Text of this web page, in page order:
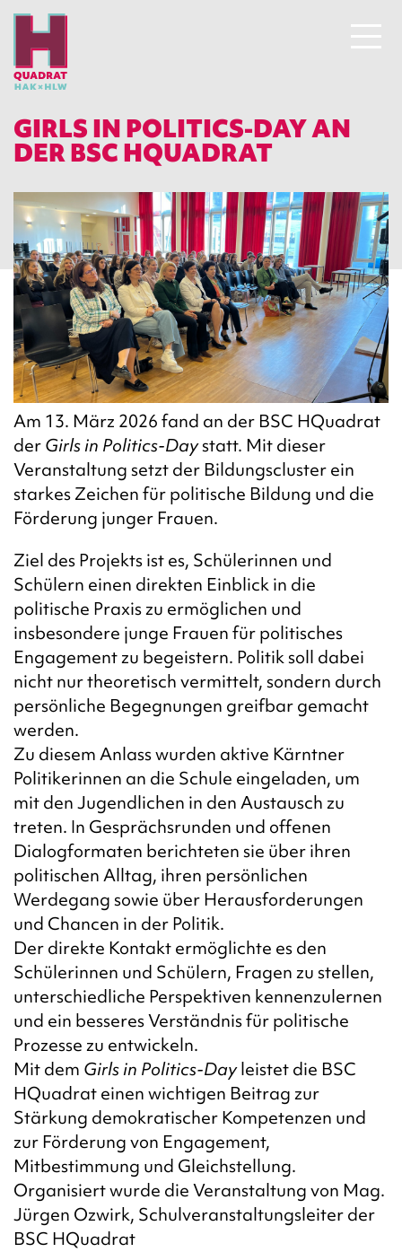
GIRLS IN POLITICS-DAY AN
DER BSC HQUADRAT
Am 13. März 2026 fand an der BSC HQuadrat
derGirls in Politics-Daystatt. Mit dieser
Veranstaltung setzt der Bildungscluster ein
starkes Zeichen für politische Bildung und die
Förderung junger Frauen.
Ziel des Projekts ist es, Schülerinnen und
Schülern einen direkten Einblick in die
politische Praxis zu ermöglichen und
insbesondere junge Frauen für politisches
Engagement zu begeistern. Politik soll dabei
nicht nur theoretisch vermittelt, sondern durch
persönliche Begegnungen greifbar gemacht
werden.
Zu diesem Anlass wurden aktive Kärntner
Politikerinnen an die Schule eingeladen, um
mit den Jugendlichen in den Austausch zu
treten. In Gesprächsrunden und offenen
Dialogformaten berichteten sie über ihren
politischen Alltag, ihren persönlichen
Werdegang sowie über Herausforderungen
und Chancen in der Politik.
Der direkte Kontakt ermöglichte es den
Schülerinnen und Schülern, Fragen zu stellen,
unterschiedliche Perspektiven kennenzulernen
und ein besseres Verständnis für politische
Prozesse zu entwickeln.
Mit dem Girls in Politics-Dayleistet die BSC
HQuadrat einen wichtigen Beitrag zur
Stärkung demokratischer Kompetenzen und
zur Förderung von Engagement,
Mitbestimmung und Gleichstellung.
Organisiert wurde die Veranstaltung von Mag.
Jürgen Ozwirk, Schulveranstaltungsleiter der
BSC HQuadrat